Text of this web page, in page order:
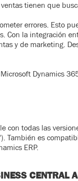
tienen que
errores. Esto
Con la integración
y de marketing.
Dynamics
con todas las
También es
ERP.
CENTRAL